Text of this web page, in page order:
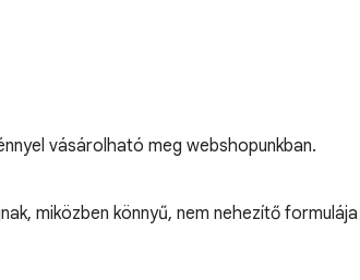
vásárolható meg webshopunkban.
miközben könnyű, nem nehezítő